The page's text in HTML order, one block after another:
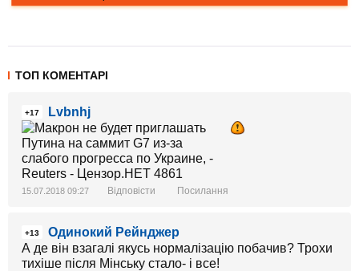
ТОП КОМЕНТАРІ
+17 Lvbnhj
15.07.2018 09:27 Відповісти Посилання
+13
Одинокий Рейнджер
А де він взагалі якусь нормалізацію побачив? Трохи
тихіше після Мінську стало- і все!